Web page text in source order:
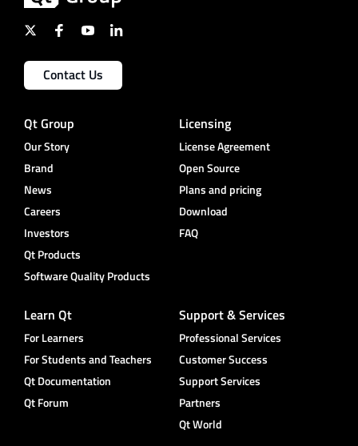
Contact Us
Qt Group
Our Story
Brand
News
Careers
Investors
Qt Products
Software Quality Products
Licensing
License Agreement
Open Source
Plans and pricing
Download
FAQ
Learn Qt
For Learners
For Students and Teachers
Qt Documentation
Qt Forum
Support & Services
Professional Services
Customer Success
Support Services
Partners
Qt World